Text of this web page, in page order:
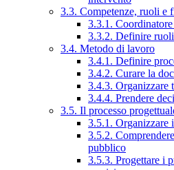
3.3. Competenze, ruoli e
3.3.1.
3.3.2. Definire
3.4. Metodo di lavoro
3.4.1. Definire
3.4.2. Curare la
3.4.3. Organizzare
3.4.4. Prendere
3.5. Il processo
3.5.1. Organizzare
3.5.2.
pubblico
3.5.3. Progettare i